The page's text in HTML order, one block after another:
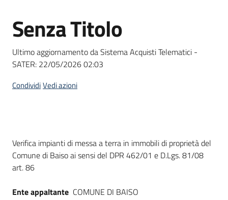
Bandi
strumenti
di
acquisto
Piattaforme
telematiche
Salta al contenuto
Senza Titolo
Ultimo aggiornamento da Sistema Acquisti Telematici -
SATER: 22/05/2026 02:03
CondividiVedi azioni
Dati del bando
Verifica impianti di messa a terra in immobili di proprietà del
Comune di Baiso ai sensi del DPR 462/01 e D.Lgs. 81/08
art. 86
Ente appaltante COMUNE DI BAISO